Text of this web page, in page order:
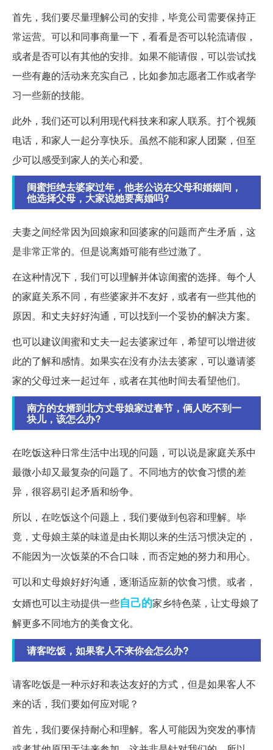
首先，我们要尽量理解公司的安排，毕竟公司需要保持正
常运营。可以和同事商量一下，看看是否可以轮流请假，
或者是否可以有其他的安排。如果不能请假，可以尝试找
一些有趣的活动来充实自己，比如参加志愿者工作或者学
习一些新的技能。
此外，我们还可以利用现代科技来和家人联系。打个视频
电话，和家人一起分享快乐。虽然不能和家人团聚，但至
少可以感受到家人的关心和爱。
闺蜜拒绝去婆家过年，他老公说在父母和婚姻间，
他选择父母，大家说她要离婚吗?
夫妻之间经常因为回娘家和回婆家的问题而产生矛盾，这
是非常正常的。但是说离婚可能有些过激了。
在这种情况下，我们可以理解并体谅闺蜜的选择。每个人
的家庭关系不同，有些婆家并不友好，或者有一些其他的
原因。和丈夫好好沟通，可以找到一个妥协的解决方案。
也可以建议闺蜜和丈夫一起去婆家过年，希望可以增进彼
此的了解和感情。如果实在没有办法去婆家，可以邀请婆
家的父母过来一起过年，或者在其他时间去看望他们。
南方的女婿到北方丈母娘家过春节，俩人吃不到一
块儿，该怎么办?
在吃饭这种日常生活中出现的问题，可以说是家庭关系中
最微小却又最复杂的问题了。不同地方的饮食习惯的差
异，很容易引起矛盾和纷争。
所以，在吃饭这个问题上，我们要做到包容和理解。毕
竟，丈母娘主菜的味道是由长期以来的生活习惯决定的，
不能因为一次饭菜的不合口味，而否定她的努力和用心。
可以和丈母娘好好沟通，逐渐适应新的饮食习惯。或者，
女婿也可以主动提供一些自己的家乡特色菜，让丈母娘了
解更多不同地方的美食文化。
请客吃饭，如果客人不来你会怎么办?
请客吃饭是一种示好和表达友好的方式，但是如果客人不
来的话，我们要如何应对呢？
首先，我们要保持耐心和理解。客人可能因为突发的事情